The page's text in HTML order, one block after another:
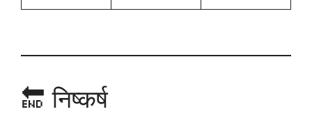
🔚 निष्कर्ष